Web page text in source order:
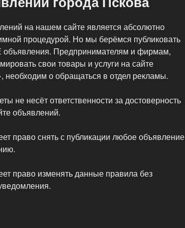
на нашем сайте является абсолютно
процедурой. Но мы берёмся публиковать
Предпринимателям и фирмам,
свои товары и услуги на сайте
необходим о обращаться в отдел рекламы.
не несёт ответственности за достоверность
объявлений.
право снять с публикации любое объявление
право изменять данные правила без